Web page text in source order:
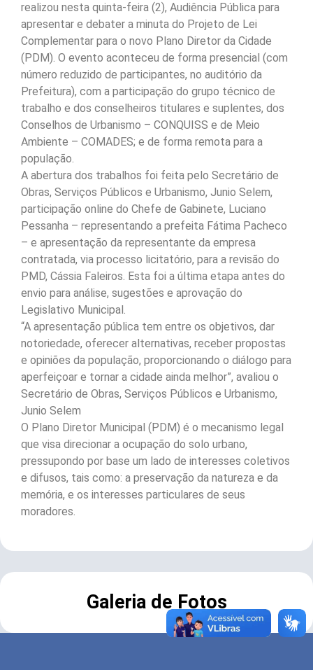
realizou nesta quinta-feira (2), Audiência Pública para
apresentar e debater a minuta do Projeto de Lei
Complementar para o novo Plano Diretor da Cidade
(PDM). O evento aconteceu de forma presencial (com
número reduzido de participantes, no auditório da
Prefeitura), com a participação do grupo técnico de
trabalho e dos conselheiros titulares e suplentes, dos
Conselhos de Urbanismo – CONQUISS e de Meio
Ambiente – COMADES; e de forma remota para a
população.
A abertura dos trabalhos foi feita pelo Secretário de
Obras, Serviços Públicos e Urbanismo, Junio Selem,
participação online do Chefe de Gabinete, Luciano
Pessanha – representando a prefeita Fátima Pacheco
– e apresentação da representante da empresa
contratada, via processo licitatório, para a revisão do
PMD, Cássia Faleiros. Esta foi a última etapa antes do
envio para análise, sugestões e aprovação do
Legislativo Municipal.
“A apresentação pública tem entre os objetivos, dar
notoriedade, oferecer alternativas, receber propostas
e opiniões da população, proporcionando o diálogo para
aperfeiçoar e tornar a cidade ainda melhor”, avaliou o
Secretário de Obras, Serviços Públicos e Urbanismo,
Junio Selem
O Plano Diretor Municipal (PDM) é o mecanismo legal
que visa direcionar a ocupação do solo urbano,
pressupondo por base um lado de interesses coletivos
e difusos, tais como: a preservação da natureza e da
memória, e os interesses particulares de seus
moradores.
Galeria de Fotos